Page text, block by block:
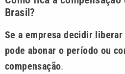
Brasil?
Se a empresa decidir
pode abonar o período ou
compensação.